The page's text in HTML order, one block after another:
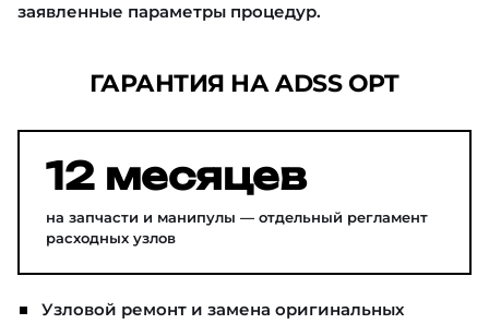
заявленные параметры процедур.
ГАРАНТИЯ НА ADSS OPT
12 месяцев
на запчасти и манипулы — отдельный регламент
расходных узлов
Узловой ремонт и замена оригинальных